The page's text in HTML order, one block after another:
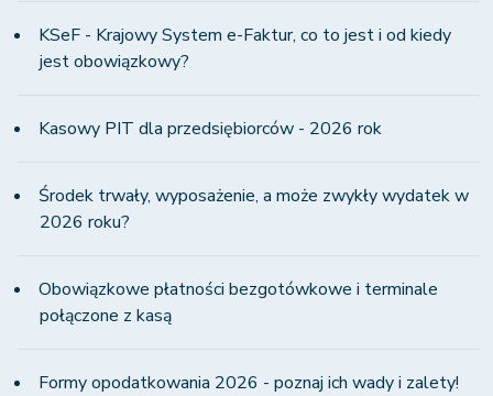
KSeF - Krajowy System e-Faktur, co to jest i od kiedy
jest obowiązkowy?
Kasowy PIT dla przedsiębiorców - 2026 rok
Środek trwały, wyposażenie, a może zwykły wydatek w
2026 roku?
Obowiązkowe płatności bezgotówkowe i terminale
połączone z kasą
Formy opodatkowania 2026 - poznaj ich wady i zalety!